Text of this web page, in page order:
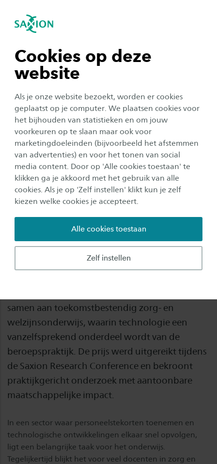
Cookies op deze
website
Als je onze website bezoekt, worden er cookies
geplaatst op je computer. We plaatsen cookies voor
het bijhouden van statistieken en om jouw
voorkeuren op te slaan maar ook voor
marketingdoeleinden (bijvoorbeeld het afstemmen
van advertenties) en voor het tonen van social
media content. Door op 'Alle cookies toestaan' te
klikken ga je akkoord met het gebruik van alle
cookies. Als je op 'Zelf instellen' klikt kun je zelf
kiezen welke cookies je accepteert.
Zelf instellen
Alle cookies toestaan
Navigatie openen
tonen
tonen
tonen
tonen
sluiten
Persbericht
Project TechForward wint Anka
Mulder Onderzoeksprijs 2026
12 juni 2026 Leestijd: 2 Minuten
Het onderzoeksproject TechForward van
hogeschool Saxion en partners heeft de Anka
Mulder Onderzoeksprijs 2026 gewonnen.
samen aan toekomstbestendig zorg- en
welzijnsonderwijs, waarin technologie een
vanzelfsprekend onderdeel wordt van de
beroepspraktijk. De prijs werd uitgereikt tijdens
de Saxion Research Conference en bekroont
praktijkgericht onderzoek met aantoonbare
maatschappelijke impact.
In een sector waar personeelstekorten toenemen en
technologische ontwikkelingen elkaar snel opvolgen,
ligt een belangrijke taak voor het onderwijs.
Tegelijkertijd blijkt het voor veel docenten in zorg en